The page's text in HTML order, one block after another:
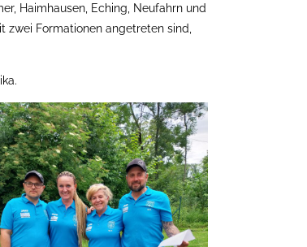
Haimhausen, Eching, Neufahrn und
zwei Formationen angetreten sind,